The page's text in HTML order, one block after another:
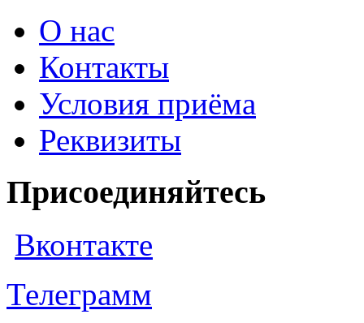
О нас
Контакты
Условия приёма
Реквизиты
Присоединяйтесь
Вконтакте
Телеграмм